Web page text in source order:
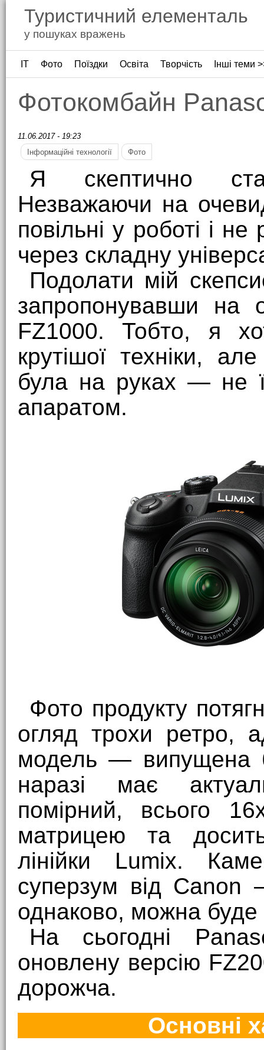
Туристичний елементаль
у пошуках вражень
ІТ Фото Поїздки Освіта Творчість Інші теми
Фотокомбайн
11.06.2017 - 19:23
Інформаційні технології
Фото
Я скептично
Незважаючи на
повільні у роботі і
через складну
Подолати мій
запропонувавши на
FZ1000. Тобто, я
крутішої техніки,
була на руках — не
апаратом.
Фото продукту
огляд трохи ретро,
модель — випущена
наразі має
помірний, всього
матрицею та
лінійки Lumix.
суперзум від
однаково, можна буде
На сьогодні
оновлену версію
дорожча.
Основні